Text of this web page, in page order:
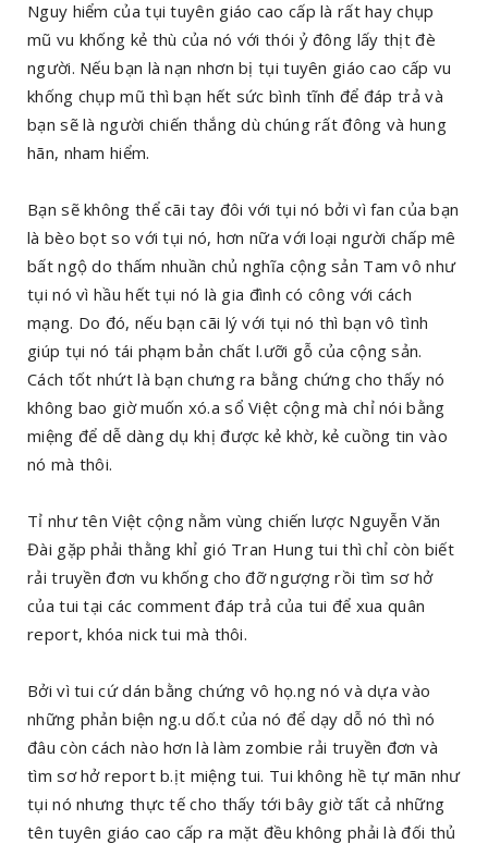
Nguy hiểm của tụi tuyên giáo cao cấp là rất hay chụp
mũ vu khống kẻ thù của nó với thói ỷ đông lấy thịt đè
người. Nếu bạn là nạn nhơn bị tụi tuyên giáo cao cấp vu
khống chụp mũ thì bạn hết sức bình tĩnh để đáp trả và
bạn sẽ là người chiến thắng dù chúng rất đông và hung
hãn, nham hiểm.
Bạn sẽ không thể cãi tay đôi với tụi nó bởi vì fan của bạn
là bèo bọt so với tụi nó, hơn nữa với loại người chấp mê
bất ngộ do thấm nhuần chủ nghĩa cộng sản Tam vô như
tụi nó vì hầu hết tụi nó là gia đình có công với cách
mạng. Do đó, nếu bạn cãi lý với tụi nó thì bạn vô tình
giúp tụi nó tái phạm bản chất l.ưỡi gỗ của cộng sản.
Cách tốt nhứt là bạn chưng ra bằng chứng cho thấy nó
không bao giờ muốn xó.a sổ Việt cộng mà chỉ nói bằng
miệng để dễ dàng dụ khị được kẻ khờ, kẻ cuồng tin vào
nó mà thôi.
Tỉ như tên Việt cộng nằm vùng chiến lược Nguyễn Văn
Đài gặp phải thằng khỉ gió Tran Hung tui thì chỉ còn biết
rải truyền đơn vu khống cho đỡ ngượng rồi tìm sơ hở
của tui tại các comment đáp trả của tui để xua quân
report, khóa nick tui mà thôi.
Bởi vì tui cứ dán bằng chứng vô họ.ng nó và dựa vào
những phản biện ng.u dố.t của nó để dạy dỗ nó thì nó
đâu còn cách nào hơn là làm zombie rải truyền đơn và
tìm sơ hở report b.ịt miệng tui. Tui không hề tự mãn như
tụi nó nhưng thực tế cho thấy tới bây giờ tất cả những
tên tuyên giáo cao cấp ra mặt đều không phải là đối thủ